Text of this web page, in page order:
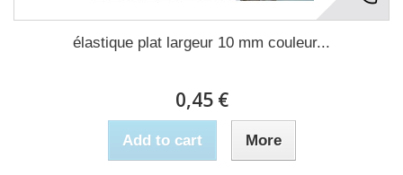
élastique plat largeur 10 mm couleur...
0,45 €
Add to cart More